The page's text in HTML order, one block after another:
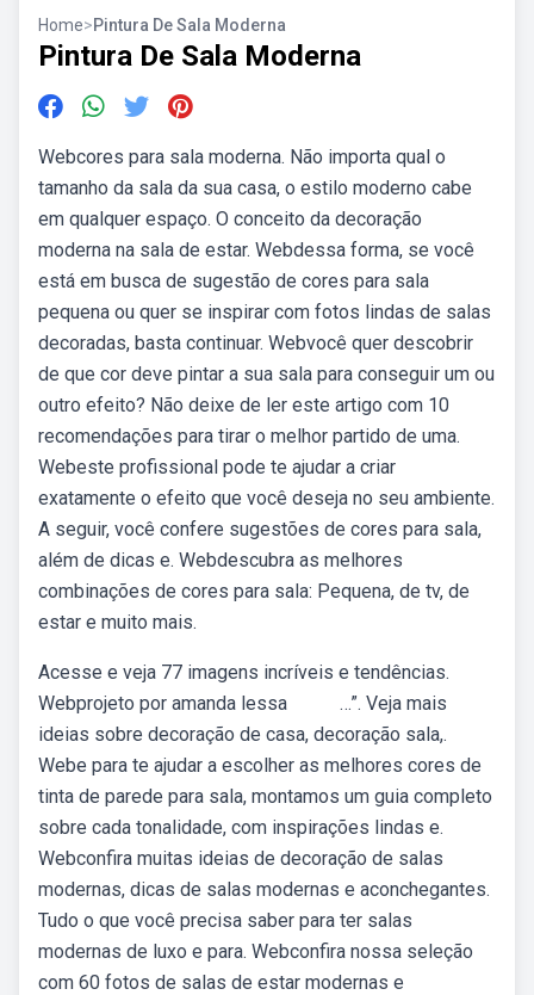
Home>Pintura De Sala Moderna
Pintura De Sala Moderna
Webcores para sala moderna. Não importa qual o
tamanho da sala da sua casa, o estilo moderno cabe
em qualquer espaço. O conceito da decoração
moderna na sala de estar. Webdessa forma, se você
está em busca de sugestão de cores para sala
pequena ou quer se inspirar com fotos lindas de salas
decoradas, basta continuar. Webvocê quer descobrir
de que cor deve pintar a sua sala para conseguir um ou
outro efeito? Não deixe de ler este artigo com 10
recomendações para tirar o melhor partido de uma.
Webeste profissional pode te ajudar a criar
exatamente o efeito que você deseja no seu ambiente.
A seguir, você confere sugestões de cores para sala,
além de dicas e. Webdescubra as melhores
combinações de cores para sala: Pequena, de tv, de
estar e muito mais.
Acesse e veja 77 imagens incríveis e tendências.
Webprojeto por amanda lessa ⠀⠀ ⠀…”. Veja mais
ideias sobre decoração de casa, decoração sala,.
Webe para te ajudar a escolher as melhores cores de
tinta de parede para sala, montamos um guia completo
sobre cada tonalidade, com inspirações lindas e.
Webconfira muitas ideias de decoração de salas
modernas, dicas de salas modernas e aconchegantes.
Tudo o que você precisa saber para ter salas
modernas de luxo e para. Webconfira nossa seleção
com 60 fotos de salas de estar modernas e